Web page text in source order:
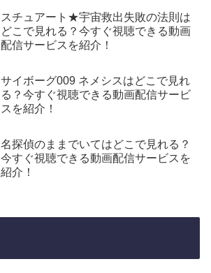
スチュアート★宇宙救出失敗の法則は
どこで見れる？今すぐ視聴できる動画
配信サービスを紹介！
サイボーグ009 ネメシスはどこで見れ
る？今すぐ視聴できる動画配信サービ
スを紹介！
名探偵のままでいてはどこで見れる？
今すぐ視聴できる動画配信サービスを
紹介！